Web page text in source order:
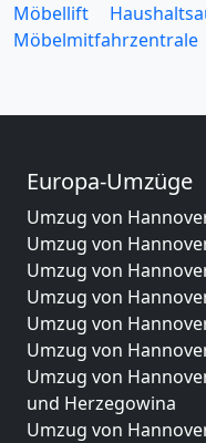
Möbellift
Möbelmitfahrzentrale
Europa-Umzüge
Umzug von
Umzug von
Umzug von
Umzug von
Umzug von
Umzug von
Umzug von
und Herzegowina
Umzug von